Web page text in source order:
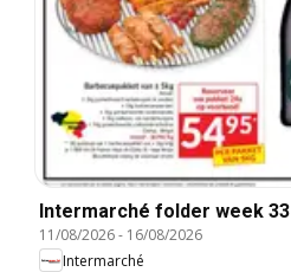
Intermarché folder week 33
11/08/2026- 16/08/2026
Intermarché